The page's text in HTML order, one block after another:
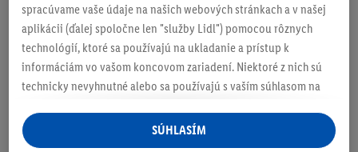
O produkte
spracúvame vaše údaje na našich webových stránkach a v našej
aplikácii (ďalej spoločne len "služby Lidl") pomocou rôznych
technológií, ktoré sa používajú na ukladanie a prístup k
informáciám vo vašom koncovom zariadení. Niektoré z nich sú
technicky nevyhnutné alebo sa používajú s vaším súhlasom na
personalizovanú reklamu v rámci služieb Lidl aj mimo nich. Ak
ste účastníkom programu Lidl Plus, na tieto účely sa spracúvajú
SÚHLASÍM